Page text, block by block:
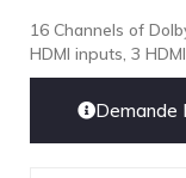
16 Channels of
HDMI inputs, 3
Demande